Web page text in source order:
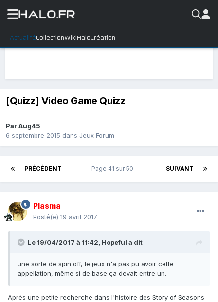
ActualitéCollectionWikiHaloCréation
[Quizz] Video Game Quizz
ParAug45
6 septembre 2015 dans Jeux Forum
PRÉCÉDENT SUIVANT
Page 41 sur 50
Plasma
Posté(e) 19 avril 2017
Le 19/04/2017 à 11:42, Hopeful a dit :
une sorte de spin off, le jeux n'a pas pu avoir cette
appellation, même si de base ça devait entre un.
Après une petite recherche dans l'histoire des Story of Seasons